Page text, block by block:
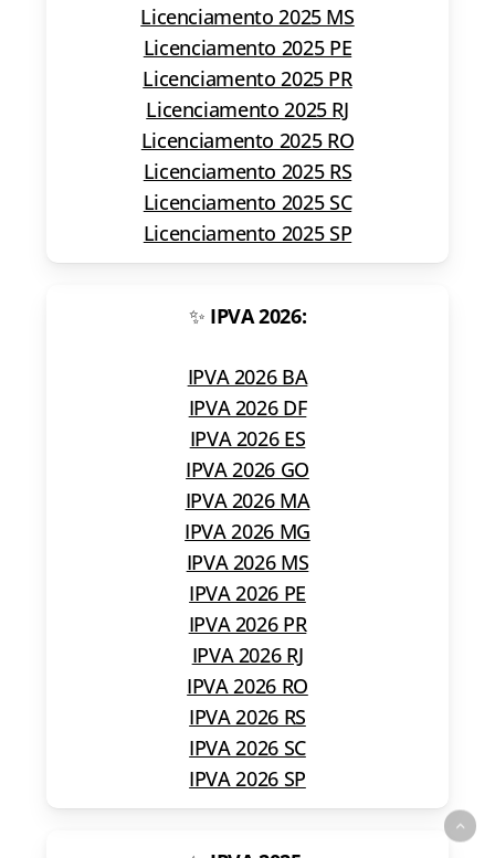
Licenciamento 2025 MS
Licenciamento 2025 PE
Licenciamento 2025 PR
Licenciamento 2025 RJ
Licenciamento 2025 RO
Licenciamento 2025 RS
Licenciamento 2025 SC
Licenciamento 2025 SP
✨ IPVA 2026:
IPVA 2026 BA
IPVA 2026 DF
IPVA 2026 ES
IPVA 2026 GO
IPVA 2026 MA
IPVA 2026 MG
IPVA 2026 MS
IPVA 2026 PE
IPVA 2026 PR
IPVA 2026 RJ
IPVA 2026 RO
IPVA 2026 RS
IPVA 2026 SC
IPVA 2026 SP